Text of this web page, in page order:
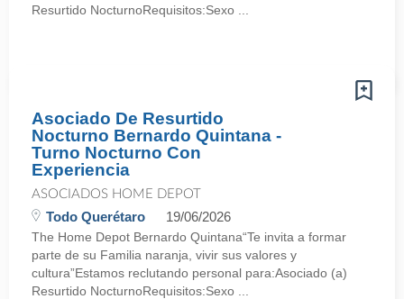
Resurtido NocturnoRequisitos:Sexo ...
Asociado De Resurtido
Nocturno Bernardo Quintana -
Turno Nocturno Con
Experiencia
ASOCIADOS HOME DEPOT
Todo Querétaro 19/06/2026
The Home Depot Bernardo Quintana“Te invita a formar
parte de su Familia naranja, vivir sus valores y
cultura”Estamos reclutando personal para:Asociado (a)
Resurtido NocturnoRequisitos:Sexo ...